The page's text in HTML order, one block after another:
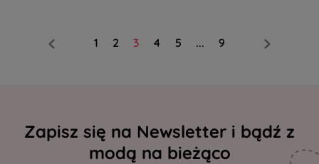
1 2 3 4 5 ... 9
Zapisz się na Newsletter i bądź z
modą na bieżąco